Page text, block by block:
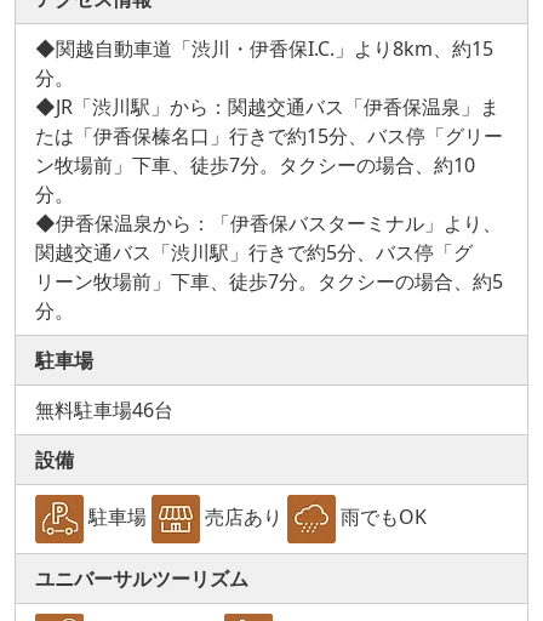
◆関越自動車道「渋川・伊香保I.C.」より8km、約15
分。
◆JR「渋川駅」から：関越交通バス「伊香保温泉」ま
たは「伊香保榛名口」行きで約15分、バス停「グリー
ン牧場前」下車、徒歩7分。タクシーの場合、約10
分。
◆伊香保温泉から：「伊香保バスターミナル」より、
関越交通バス「渋川駅」行きで約5分、バス停「グ
リーン牧場前」下車、徒歩7分。タクシーの場合、約5
分。
駐車場
無料駐車場46台
設備
駐車場 売店あり 雨でもOK
ユニバーサルツーリズム